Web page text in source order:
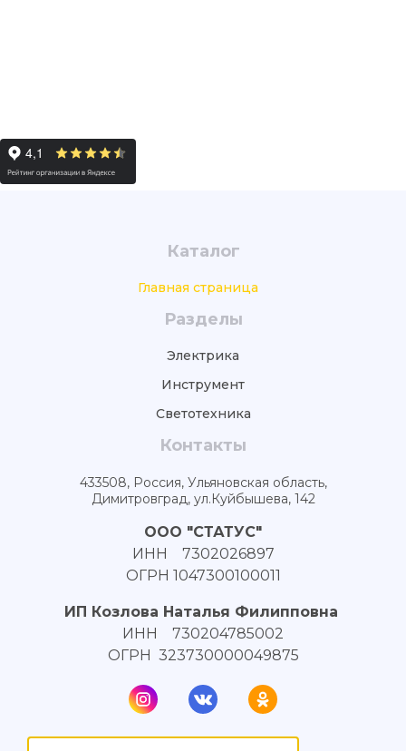
Каталог
Главная страница
Разделы
Электрика
Инструмент
Светотехника
Контакты
433508, Россия, Ульяновская область,
Димитровград, ул.Куйбышева, 142
ООО "СТАТУС"
ИНН 7302026897
ОГРН 1047300100011
ИП Козлова Наталья Филипповна
ИНН 730204785002
ОГРН 323730000049875